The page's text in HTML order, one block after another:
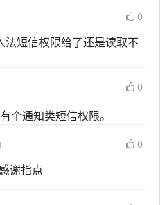
0
法短信权限给了还是读取不
0
个通知类短信权限。
0
谢指点